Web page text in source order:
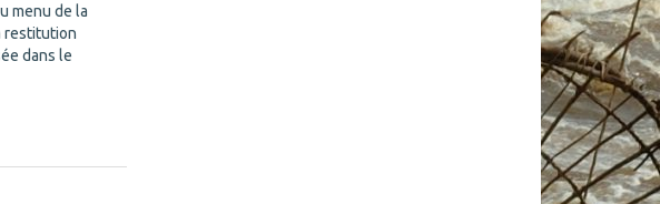
menu de la
restitution
dans le